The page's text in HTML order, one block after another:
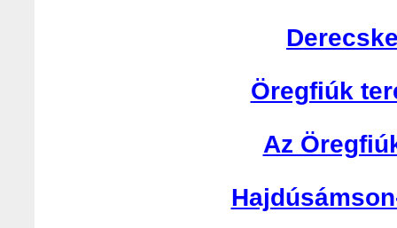
Öregfiúk
Az